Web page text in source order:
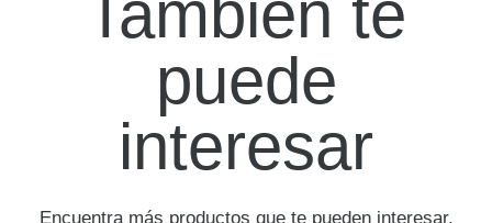
También te
puede
interesar
Encuentra más productos que te pueden interesar.